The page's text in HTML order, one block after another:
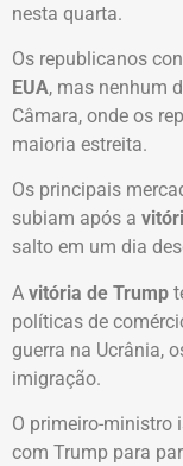
nesta quarta.
Os republicanos
EUA, mas nenhum
Câmara, onde os
maioria estreita.
Os principais
subiam após a
salto em um dia
A vitória de Trump
políticas de
guerra na Ucrânia,
imigração.
O primeiro-ministro
com Trump para